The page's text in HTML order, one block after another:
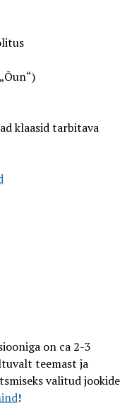
klaasid tarbitava
on ca 2-3
teemast ja
valitud jookide
!